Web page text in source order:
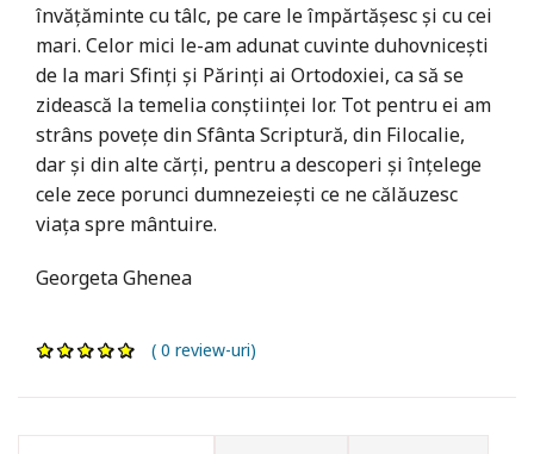
învățăminte cu tâlc, pe care le împărtășesc și cu cei
mari. Celor mici le-am adunat cuvinte duhovnicești
de la mari Sfinți și Părinți ai Ortodoxiei, ca să se
zidească la temelia conștiinței lor. Tot pentru ei am
strâns povețe din Sfânta Scriptură, din Filocalie,
dar și din alte cărți, pentru a descoperi și înțelege
cele zece porunci dumnezeiești ce ne călăuzesc
viața spre mântuire.
Georgeta Ghenea
( 0 review-uri)